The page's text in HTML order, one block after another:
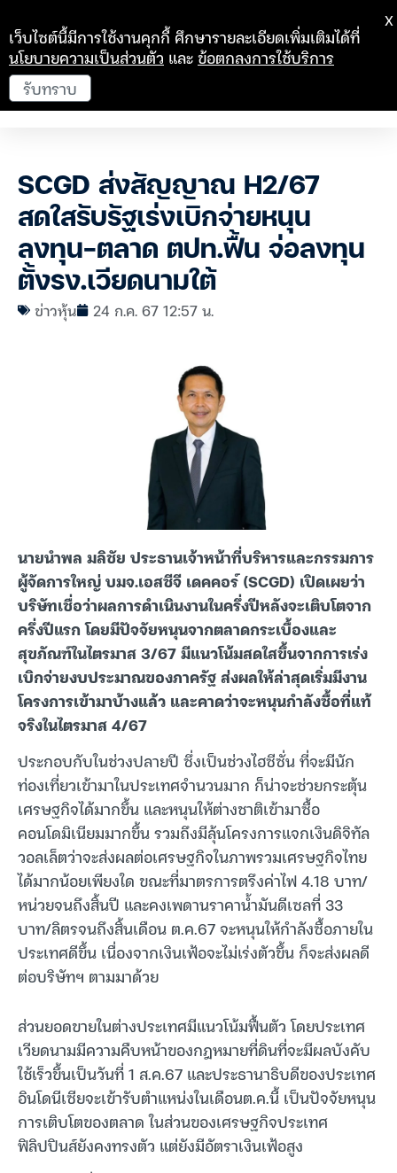
SCGD ส่งสัญญาณ H2/67
สดใสรับรัฐเร่งเบิกจ่ายหนุน
ลงทุน-ตลาด ตปท.ฟื้น จ่อลงทุน
ตั้งรง.เวียดนามใต้
ข่าวหุ้น 24 ก.ค. 67 12:57 น.
นายนำพล มลิชัย ประธานเจ้าหน้าที่บริหารและกรรมการ
ผู้จัดการใหญ่ บมจ.เอสซีจี เดคคอร์ (SCGD) เปิดเผยว่า
บริษัทเชื่อว่าผลการดำเนินงานในครึ่งปีหลังจะเติบโตจาก
ครึ่งปีแรก โดยมีปัจจัยหนุนจากตลาดกระเบื้องและ
สุขภัณฑ์ในไตรมาส 3/67 มีแนวโน้มสดใสขึ้นจากการเร่ง
เบิกจ่ายงบประมาณของภาครัฐ ส่งผลให้ล่าสุดเริ่มมีงาน
โครงการเข้ามาบ้างแล้ว และคาดว่าจะหนุนกำลังซื้อที่แท้
จริงในไตรมาส 4/67
ประกอบกับในช่วงปลายปี ซึ่งเป็นช่วงไฮซีซั่น ที่จะมีนัก
ท่องเที่ยวเข้ามาในประเทศจำนวนมาก ก็น่าจะช่วยกระตุ้น
เศรษฐกิจได้มากขึ้น และหนุนให้ต่างชาติเข้ามาซื้อ
คอนโดมิเนียมมากขึ้น รวมถึงมีลุ้นโครงการแจกเงินดิจิทัล
วอลเล็ตว่าจะส่งผลต่อเศรษฐกิจในภาพรวมเศรษฐกิจไทย
ได้มากน้อยเพียงใด ขณะที่มาตรการตรึงค่าไฟ 4.18 บาท/
หน่วยจนถึงสิ้นปี และคงเพดานราคาน้ำมันดีเซลที่ 33
บาท/ลิตรจนถึงสิ้นเดือน ต.ค.67 จะหนุนให้กำลังซื้อภายใน
ประเทศดีขึ้น เนื่องจากเงินเฟ้อจะไม่เร่งตัวขึ้น ก็จะส่งผลดี
ต่อบริษัทฯ ตามมาด้วย
ส่วนยอดขายในต่างประเทศมีแนวโน้มฟื้นตัว โดยประเทศ
เวียดนามมีความคืบหน้าของกฎหมายที่ดินที่จะมีผลบังคับ
ใช้เร็วขึ้นเป็นวันที่ 1 ส.ค.67 และประธานาธิบดีของประเทศ
อินโดนีเซียจะเข้ารับตำแหน่งในเดือนต.ค.นี้ เป็นปัจจัยหนุน
การเติบโตของตลาด ในส่วนของเศรษฐกิจประเทศ
ฟิลิปปินส์ยังคงทรงตัว แต่ยังมีอัตราเงินเฟ้อสูง
เว็บไซต์นี้มีการใช้งานคุกกี้ ศึกษารายละเอียดเพิ่มเติมได้ที่
นโยบายความเป็นส่วนตัว และข้อตกลงการใช้บริการ
รับทราบ
X